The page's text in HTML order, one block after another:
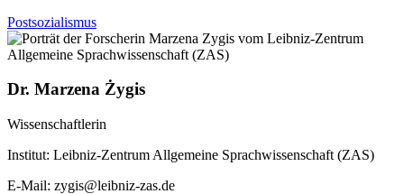
Postsozialismus
Dr. Marzena Żygis
Wissenschaftlerin
Institut: Leibniz-Zentrum Allgemeine Sprachwissenschaft (ZAS)
E-Mail: zygis@leibniz-zas.de